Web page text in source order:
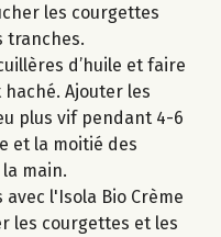
les courgettes
tranches.
d’huile et faire
Ajouter les
plus vif pendant 4-6
et la moitié des
main.
l'Isola Bio Crème
les courgettes et les